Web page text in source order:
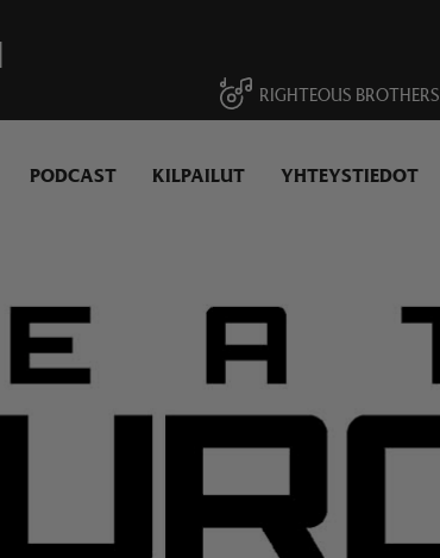
RIGHTEOUS BROTHERS
PODCAST KILPAILUT YHTEYSTIEDOT